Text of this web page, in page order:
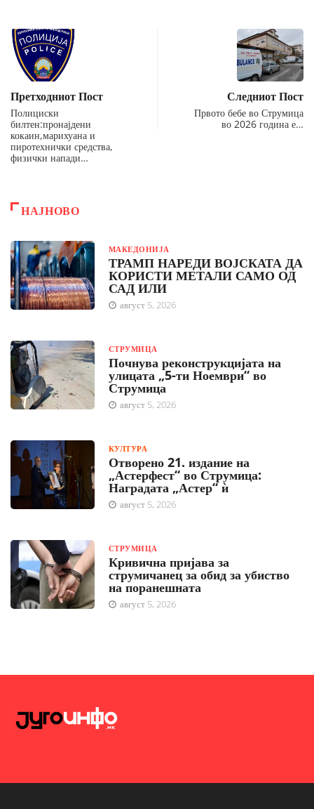
Претходниот Пост
Полициски
билтен:пронајдени
кокаин,марихуана и
пиротехнички средства,
физички напади…
Следниот Пост
Првото бебе во Струмица
во 2026 година е…
НАЈНОВО
МАКЕДОНИЈА
ТРАМП НАРЕДИ ВОЈСКАТА ДА
КОРИСТИ МЕТАЛИ САМО ОД
САД ИЛИ
август 5, 2026
СТРУМИЦА
Почнува реконструкцијата на
улицата „5-ти Ноември“ во
Струмица
август 5, 2026
КУЛТУРА
Отворено 21. издание на
„Астерфест“ во Струмица:
Наградата „Астер“ ѝ
август 5, 2026
СТРУМИЦА
Кривична пријава за
струмичанец за обид за убиство
на поранешната
август 5, 2026